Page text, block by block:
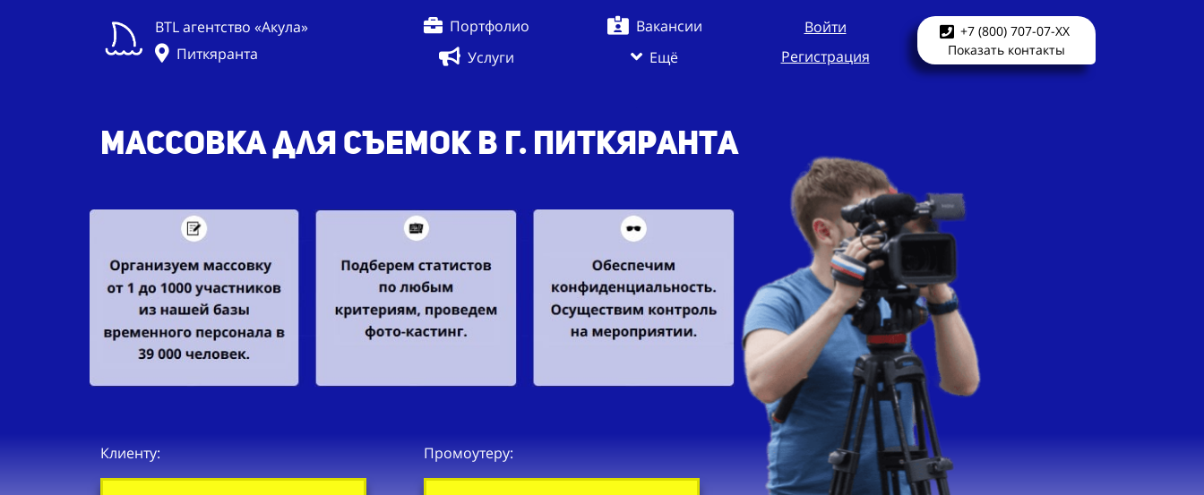
BTL агентство «Акула»
Питкяранта
Портфолио
Вакансии
Услуги
Ещё
Войти
Регистрация
+7 (800) 707-07-XX
Показать контакты
Массовка для съемок в г. Питкяранта
Клиенту: Промоутеру: